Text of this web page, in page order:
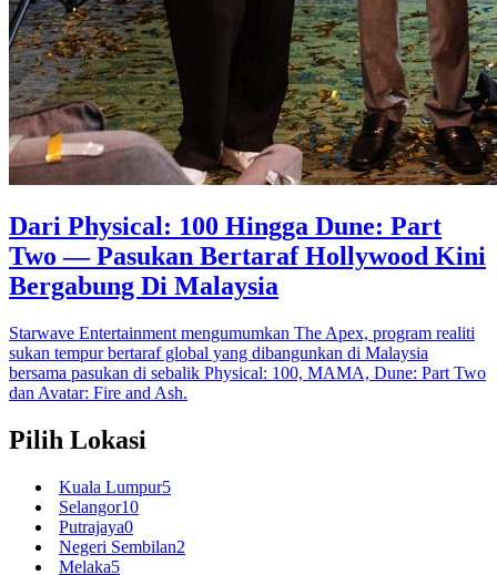
Dari Physical: 100 Hingga Dune: Part
Two — Pasukan Bertaraf Hollywood Kini
Bergabung Di Malaysia
Starwave Entertainment mengumumkan The Apex, program realiti
sukan tempur bertaraf global yang dibangunkan di Malaysia
bersama pasukan di sebalik Physical: 100, MAMA, Dune: Part Two
dan Avatar: Fire and Ash.
Pilih Lokasi
Kuala Lumpur5
Selangor10
Putrajaya0
Negeri Sembilan2
Melaka5